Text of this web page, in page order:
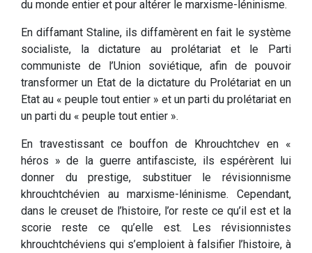
du monde entier et pour altérer le marxisme-léninisme.
En diffamant Staline, ils diffamèrent en fait le système
socialiste, la dictature au prolétariat et le Parti
communiste de l’Union soviétique, afin de pouvoir
transformer un Etat de la dictature du Prolétariat en un
Etat au « peuple tout entier » et un parti du prolétariat en
un parti du « peuple tout entier ».
En travestissant ce bouffon de Khrouchtchev en «
héros » de la guerre antifasciste, ils espérèrent lui
donner du prestige, substituer le révisionnisme
khrouchtchévien au marxisme-léninisme. Cependant,
dans le creuset de l’histoire, l’or reste ce qu’il est et la
scorie reste ce qu’elle est. Les révisionnistes
khrouchtchéviens qui s’emploient à falsifier l’histoire, à